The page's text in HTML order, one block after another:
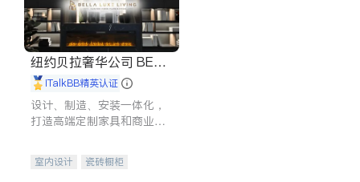
纽约贝拉奢华公司 BELL
A LUXE
iTalkBB精英认证
设计、制造、安装一体化，
打造高端定制家具和商业空
室内设计
瓷砖橱柜